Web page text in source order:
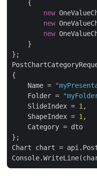
    {
new
new
new
    }
};
    Name =
    Folder =
    SlideIndex =
1
    ShapeIndex =
1
    Category = dto
};
Chart chart =